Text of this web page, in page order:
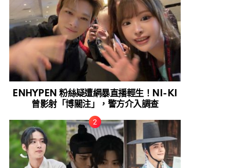
ENHYPEN 粉絲疑遭網暴直播輕生！NI-KI
曾影射「博關注」，警方介入調查